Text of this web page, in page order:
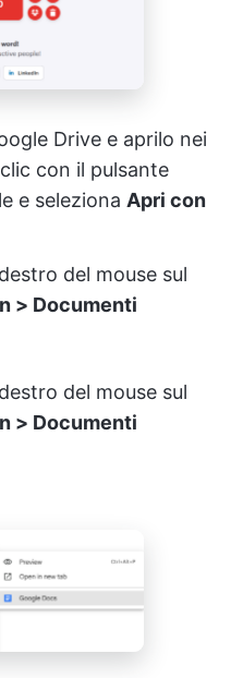
Drive e aprilo nei
con il pulsante
e seleziona Apri con
del mouse sul
> Documenti
del mouse sul
> Documenti